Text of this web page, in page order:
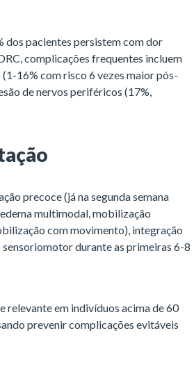
dos pacientes persistem com dor
complicações frequentes incluem
16% com risco 6 vezes maior pós-
de nervos periféricos (17%,
precoce (já na segunda semana
multimodal, mobilização
com movimento), integração
durante as primeiras 6-8
relevante em indivíduos acima de 60
prevenir complicações evitáveis